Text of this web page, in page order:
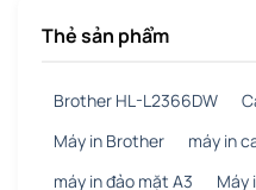
Thẻ sản phẩm
Brother HL-L2366DW
Máy in Brother
máy in
máy in đảo mặt A3
Máy